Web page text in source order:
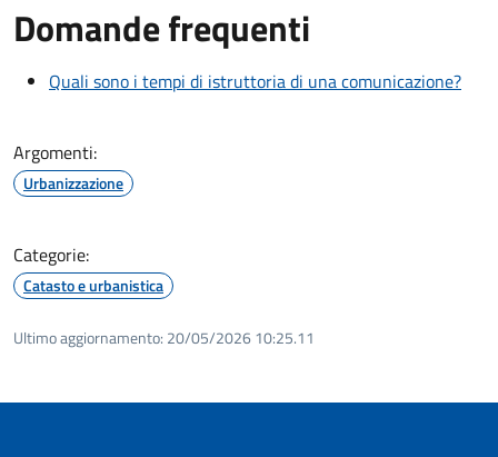
Domande frequenti
Quali sono i tempi di istruttoria di una comunicazione?
Argomenti:
Urbanizzazione
Categorie:
Catasto e urbanistica
Ultimo aggiornamento: 20/05/2026 10:25.11